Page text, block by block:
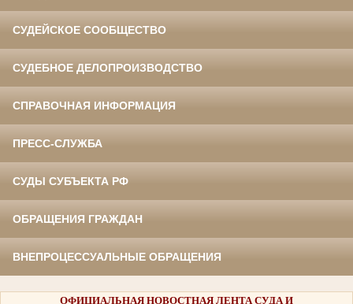
СУДЕЙСКОЕ СООБЩЕСТВО
СУДЕБНОЕ ДЕЛОПРОИЗВОДСТВО
СПРАВОЧНАЯ ИНФОРМАЦИЯ
ПРЕСС-СЛУЖБА
СУДЫ СУБЪЕКТА РФ
ОБРАЩЕНИЯ ГРАЖДАН
ВНЕПРОЦЕССУАЛЬНЫЕ ОБРАЩЕНИЯ
ОФИЦИАЛЬНАЯ НОВОСТНАЯ ЛЕНТА СУДА И